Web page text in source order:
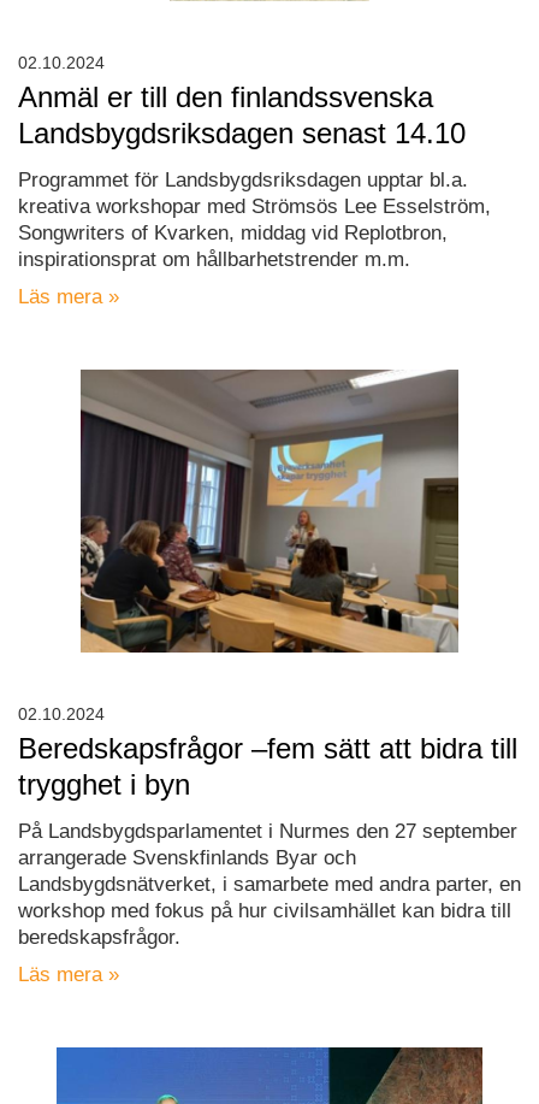
Anmäl er till den finlandssvenska
Landsbygdsriksdagen senast 14.10
Programmet för Landsbygdsriksdagen upptar bl.a.
kreativa workshopar med Strömsös Lee Esselström,
Songwriters of Kvarken, middag vid Replotbron,
inspirationsprat om hållbarhetstrender m.m.
Läs mera »
02.10.2024
Beredskapsfrågor –fem sätt att bidra till
trygghet i byn
På Landsbygdsparlamentet i Nurmes den 27 september
arrangerade Svenskfinlands Byar och
Landsbygdsnätverket, i samarbete med andra parter, en
workshop med fokus på hur civilsamhället kan bidra till
beredskapsfrågor.
Läs mera »
02.10.2024